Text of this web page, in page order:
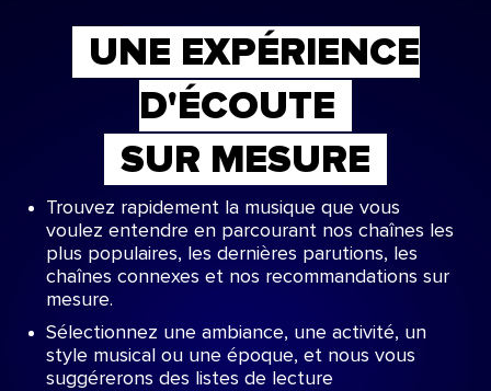
UNE EXPÉRIENCE
D'ÉCOUTE
SUR MESURE
Trouvez rapidement la musique que vous
voulez entendre en parcourant nos chaînes les
plus populaires, les dernières parutions, les
chaînes connexes et nos recommandations sur
mesure.
Sélectionnez une ambiance, une activité, un
style musical ou une époque, et nous vous
suggérerons des listes de lecture